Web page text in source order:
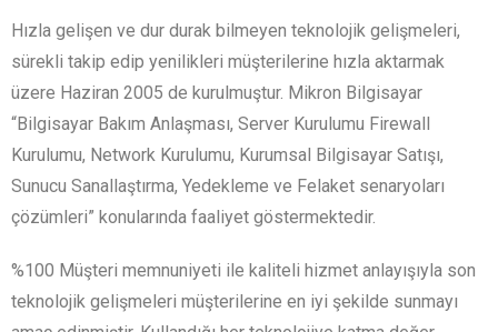
Hızla gelişen ve dur durak bilmeyen teknolojik gelişmeleri,
sürekli takip edip yenilikleri müşterilerine hızla aktarmak
üzere Haziran 2005 de kurulmuştur. Mikron Bilgisayar
“Bilgisayar Bakım Anlaşması, Server Kurulumu Firewall
Kurulumu, Network Kurulumu, Kurumsal Bilgisayar Satışı,
Sunucu Sanallaştırma, Yedekleme ve Felaket senaryoları
çözümleri” konularında faaliyet göstermektedir.
%100 Müşteri memnuniyeti ile kaliteli hizmet anlayışıyla son
teknolojik gelişmeleri müşterilerine en iyi şekilde sunmayı